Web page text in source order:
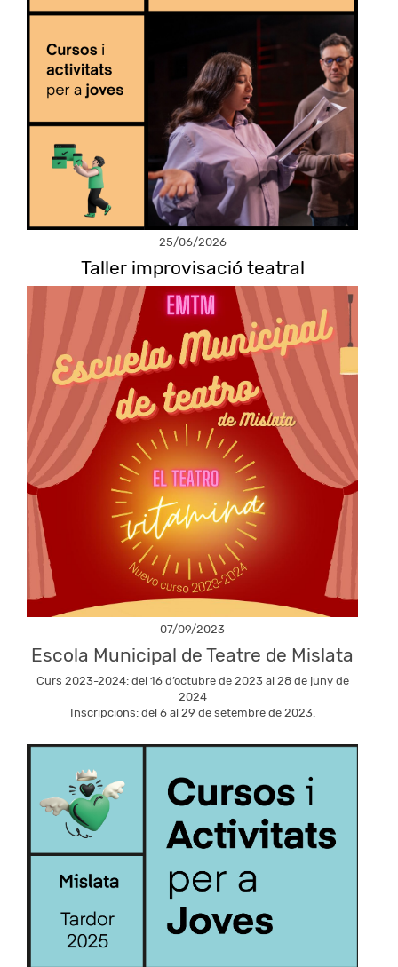
25/06/2026
Taller improvisació teatral
07/09/2023
Escola Municipal de Teatre de Mislata
Curs 2023-2024: del 16 d’octubre de 2023 al 28 de juny de
2024
Inscripcions: del 6 al 29 de setembre de 2023.